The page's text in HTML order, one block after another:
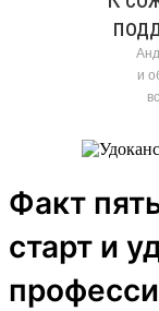
и
Факт
старт и